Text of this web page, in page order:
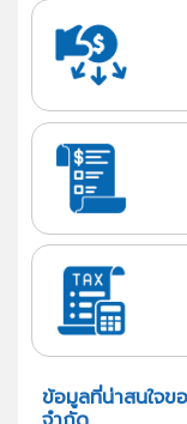
ข้อมูลที่น่าสนใจ